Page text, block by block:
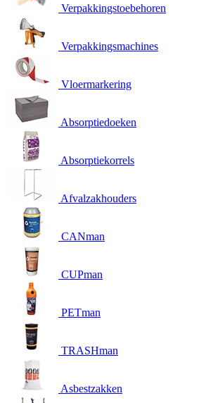
Verpakkingstoebehoren
Verpakkingsmachines
Vloermarkering
Absorptiedoeken
Absorptiekorrels
Afvalzakhouders
CANman
CUPman
PETman
TRASHman
Asbestzakken